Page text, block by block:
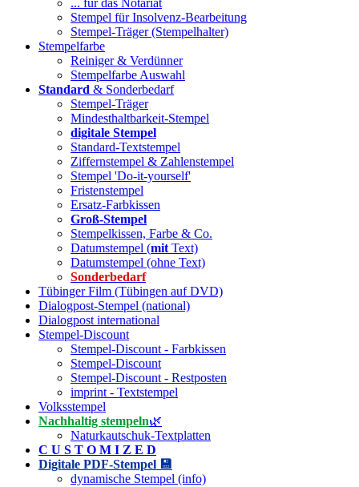
... für das Notariat
Stempel für Insolvenz-Bearbeitung
Stempel-Träger (Stempelhalter)
Stempelfarbe
Reiniger & Verdünner
Stempelfarbe Auswahl
Standard & Sonderbedarf
Stempel-Träger
Mindesthaltbarkeit-Stempel
digitale Stempel
Standard-Textstempel
Ziffernstempel & Zahlenstempel
Stempel 'Do-it-yourself'
Fristenstempel
Ersatz-Farbkissen
Groß-Stempel
Stempelkissen, Farbe & Co.
Datumstempel (mit Text)
Datumstempel (ohne Text)
Sonderbedarf
Tübinger Film (Tübingen auf DVD)
Dialogpost-Stempel (national)
Dialogpost international
Stempel-Discount
Stempel-Discount - Farbkissen
Stempel-Discount
Stempel-Discount - Restposten
imprint - Textstempel
Volksstempel
Nachhaltig stempeln🌿
Naturkautschuk-Textplatten
C U S T O M I Z E D
Digitale PDF-Stempel 💾
dynamische Stempel (info)